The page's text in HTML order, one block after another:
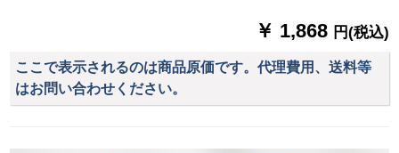
￥ 1,868 円(税込)
ここで表示されるのは商品原価です。代理費用、送料等
はお問い合わせください。